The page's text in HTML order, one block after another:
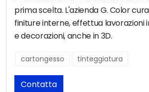
prima scelta. L'azienda G. Color
finiture interne, effettua lavorazioni
e decorazioni, anche in 3D.
cartongesso tinteggiatura
Contatta